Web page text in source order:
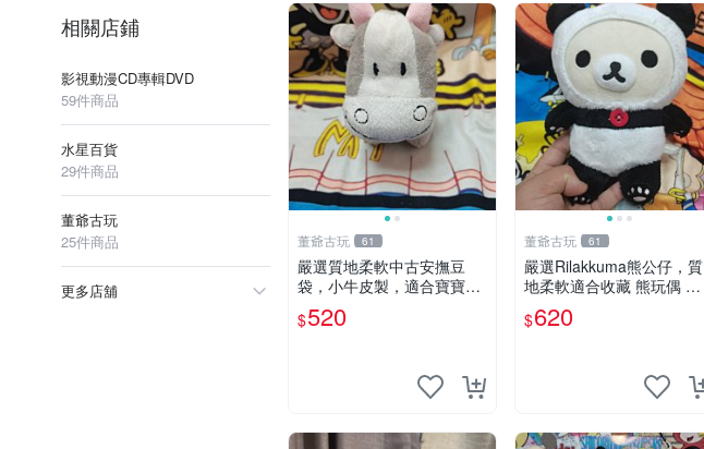
相關店鋪
影視動漫CD專輯DVD
59件商品
水星百貨
29件商品
董爺古玩
25件商品
更多店舖
董爺古玩 61
嚴選質地柔軟中古安撫豆
袋，小牛皮製，適合寶寶安
心入眠。 安撫豆袋 小牛皮
寶寶安撫
$520
董爺古玩 61
嚴選Rilakkuma熊公仔，質
地柔軟適合收藏 熊玩偶 柔
軟 公仔 收藏
$620